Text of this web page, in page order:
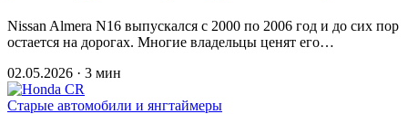
Nissan Almera N16 выпускался с 2000 по 2006 год и до сих пор
остается на дорогах. Многие владельцы ценят его…
02.05.2026 · 3 мин
Старые автомобили и янгтаймеры